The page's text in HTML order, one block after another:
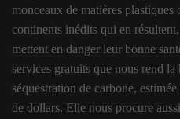
monceaux de matières plastiques
continents inédits qui en
mettent en danger leur bonne
services gratuits que nous rend la
séquestration de carbone,
de dollars. Elle nous procure